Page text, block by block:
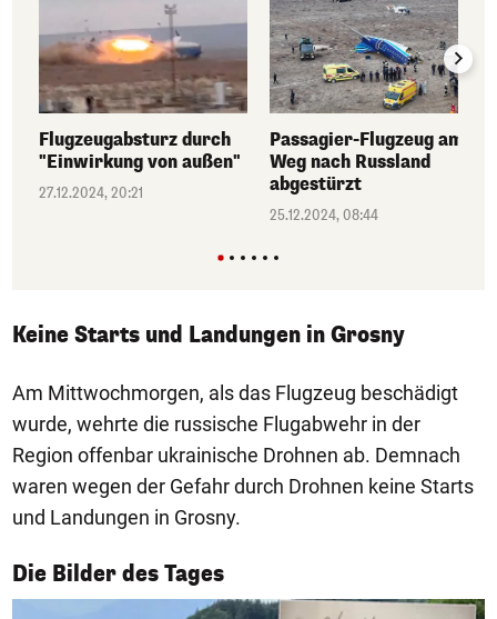
Flugzeugabsturz durch
"Einwirkung von außen"
27.12.2024, 20:21
Passagier-Flugzeug am
Weg nach Russland
abgestürzt
25.12.2024, 08:44
Keine Starts und Landungen in Grosny
Am Mittwochmorgen, als das Flugzeug beschädigt
wurde, wehrte die russische Flugabwehr in der
Region offenbar ukrainische Drohnen ab. Demnach
waren wegen der Gefahr durch Drohnen keine Starts
und Landungen in Grosny.
Die Bilder des Tages
1/50